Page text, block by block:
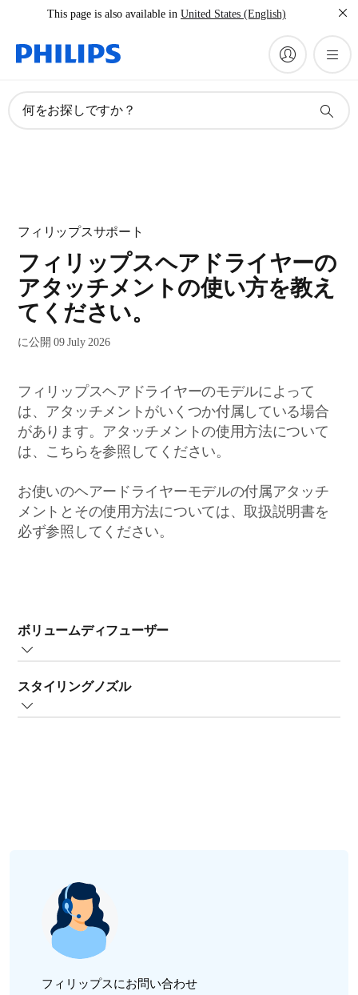
This page is also available in United States (English)
何をお探しですか？
フィリップスサポート
フィリップスヘアドライヤーの
アタッチメントの使い方を教え
てください。
に公開 09 July 2026
フィリップスヘアドライヤーのモデルによって
は、アタッチメントがいくつか付属している場合
があります。アタッチメントの使用方法について
は、こちらを参照してください。
お使いのヘアードライヤーモデルの付属アタッチ
メントとその使用方法については、取扱説明書を
必ず参照してください。
ボリュームディフューザー
して、クセを最小限に抑え、髪にボリュームを与えま
す。効果的にお使いいただくためには、以下の手順に従
を頭皮に近づけます。ディフューザーのピンが頭皮に
当たるようにしてください。円を描くようにヘアドラ
イヤーを動かします。
スタイリングノズル
スタイルに仕上げることができます。
フィリップスにお問い合わせ